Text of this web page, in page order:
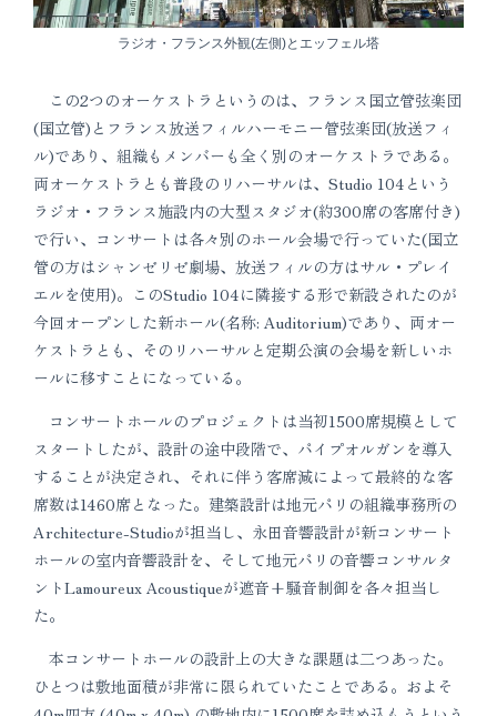
ラジオ・フランス外観(左側)とエッフェル塔
この2つのオーケストラというのは、フランス国立管弦楽団
(国立管)とフランス放送フィルハーモニー管弦楽団(放送フィ
ル)であり、組織もメンバーも全く別のオーケストラである。
両オーケストラとも普段のリハーサルは、Studio 104という
ラジオ・フランス施設内の大型スタジオ(約300席の客席付き)
で行い、コンサートは各々別のホール会場で行っていた(国立
管の方はシャンゼリゼ劇場、放送フィルの方はサル・プレイ
エルを使用)。このStudio 104に隣接する形で新設されたのが
今回オープンした新ホール(名称: Auditorium)であり、両オー
ケストラとも、そのリハーサルと定期公演の会場を新しいホ
ールに移すことになっている。
コンサートホールのプロジェクトは当初1500席規模として
スタートしたが、設計の途中段階で、パイプオルガンを導入
することが決定され、それに伴う客席減によって最終的な客
席数は1460席となった。建築設計は地元パリの組織事務所の
Architecture-Studioが担当し、永田音響設計が新コンサート
ホールの室内音響設計を、そして地元パリの音響コンサルタ
ントLamoureux Acoustiqueが遮音+騒音制御を各々担当し
た。
本コンサートホールの設計上の大きな課題は二つあった。
ひとつは敷地面積が非常に限られていたことである。およそ